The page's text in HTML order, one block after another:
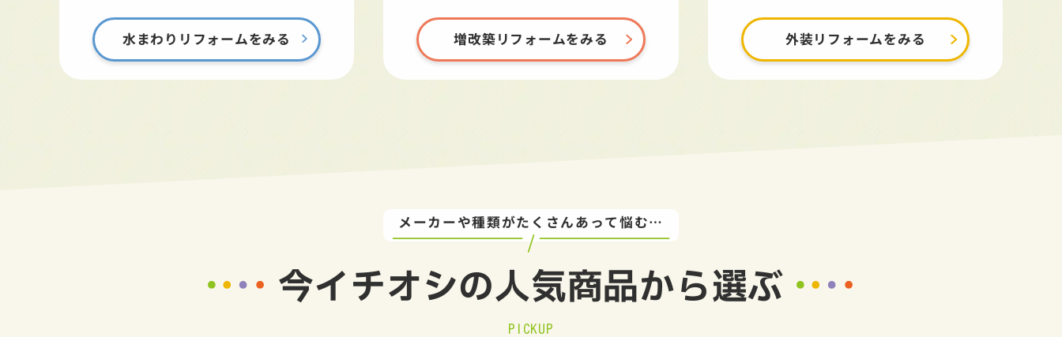
水まわりリフォームをみる 増改築リフォームをみる 外装リフォームをみる
メーカーや種類がたくさんあって悩む…
今イチオシの人気商品から選ぶ
PICKUP